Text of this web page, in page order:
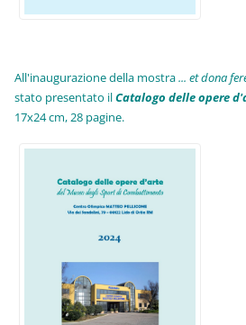
All'inaugurazione della mostra... et dona
stato presentato ilCatalogo delle opere
17x24 cm, 28 pagine.